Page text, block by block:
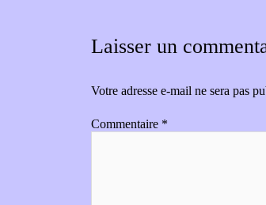
Laisser un
Votre adresse e-mail ne sera pas
Commentaire *